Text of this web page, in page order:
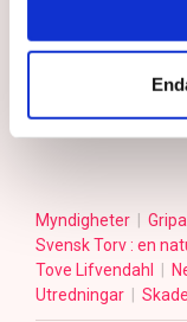
– Anmälningar
upptagna och
även använder
bevis, säger
Myndigheter
Svensk Torv : en
Tove Lifvendahl
Utredningar